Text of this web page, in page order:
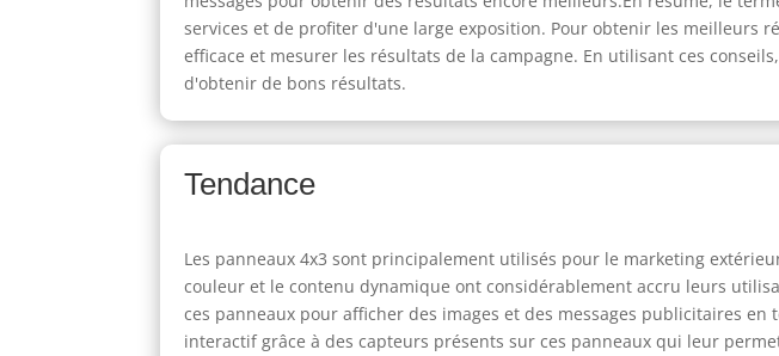
services et de profiter d'une large exposition. Pour obtenir les meilleurs
efficace et mesurer les résultats de la campagne. En utilisant ces
d'obtenir de bons résultats.
Tendance
Les panneaux 4x3 sont principalement utilisés pour le marketing
couleur et le contenu dynamique ont considérablement accru leurs
ces panneaux pour afficher des images et des messages publicitaires
interactif grâce à des capteurs présents sur ces panneaux qui leur